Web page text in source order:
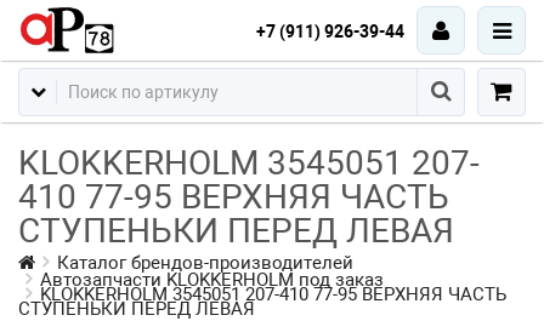
+7 (911) 926-39-44
KLOKKERHOLM 3545051 207-
410 77-95 ВЕРХНЯЯ ЧАСТЬ
СТУПЕНЬКИ ПЕРЕД ЛЕВАЯ
Каталог брендов-производителей
Автозапчасти KLOKKERHOLM под заказ
KLOKKERHOLM 3545051 207-410 77-95 ВЕРХНЯЯ ЧАСТЬ
СТУПЕНЬКИ ПЕРЕД ЛЕВАЯ